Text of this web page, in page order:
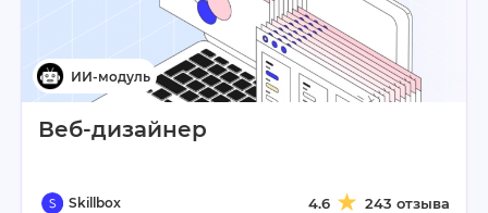
Веб-дизайнер
Skillbox 4.6 243 отзыва